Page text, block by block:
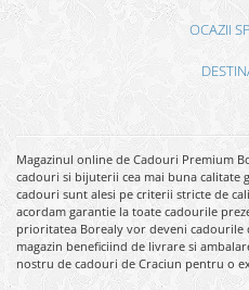
OCAZII
Magazinul online de Cadouri Premium
cadouri si bijuterii cea mai buna
cadouri sunt alesi pe criterii stricte de
acordam garantie la toate cadourile
prioritatea Borealy vor deveni cadourile
magazin beneficiind de livrare si
nostru de cadouri de Craciun pentru o